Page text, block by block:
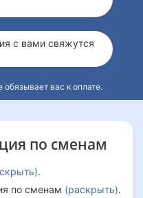
который хочется
с вами свяжутся
обязывает вас к оплате.
по сменам
.
по сменам (раскрыть).